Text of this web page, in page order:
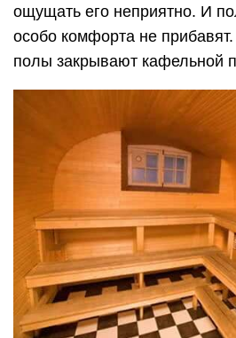
мера вынужденная, но
Если баня имеет автономный
то выполняют
водяные
подвержена вымерзанию и
в работе, то лучше подходят
теплые полы.